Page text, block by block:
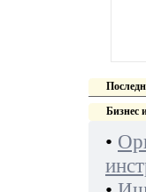
Бизнес
•